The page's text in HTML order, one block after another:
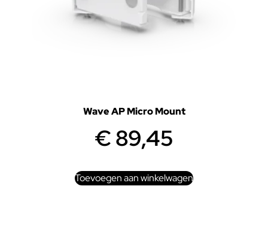
Wave AP Micro Mount
€89,45
Toevoegen aan winkelwagen